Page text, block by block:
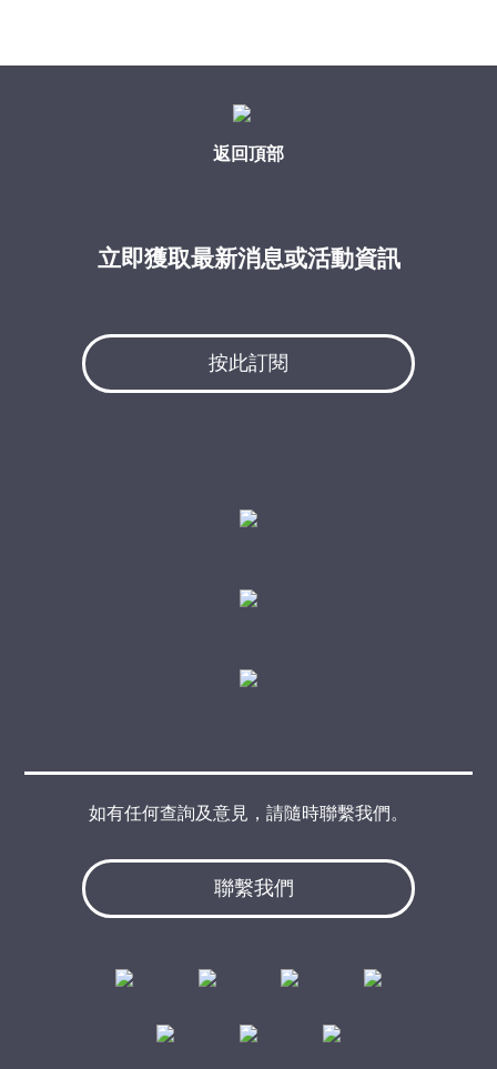
返回頂部
立即獲取最新消息或活動資訊
按此訂閱
聯繫我們
如有任何查詢及意見，請隨時聯繫我們。